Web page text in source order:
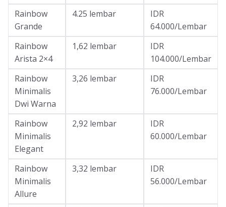
Rainbow
Grande
4.25 lembar
IDR
64.000/Lembar
Rainbow
Arista 2×4
1,62 lembar
IDR
104.000/Lembar
Rainbow
Minimalis
Dwi Warna
3,26 lembar
IDR
76.000/Lembar
Rainbow
Minimalis
Elegant
2,92 lembar
IDR
60.000/Lembar
Rainbow
Minimalis
Allure
3,32 lembar
IDR
56.000/Lembar